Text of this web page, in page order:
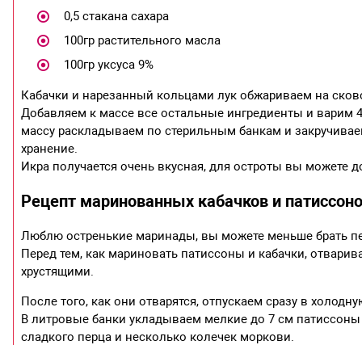
0,5 стакана сахара
100гр растительного масла
100гр уксуса 9%
Кабачки и нарезанный кольцами лук обжариваем на
Добавляем к массе все остальные ингредиенты и варим
массу раскладываем по стерильным банкам и
хранение.
Икра получается очень вкусная, для остроты вы можете
Рецепт маринованных кабачков и
Люблю остренькие маринады, вы можете меньше брать
Перед тем, как мариновать патиссоны и кабачки,
хрустящими.
После того, как они отварятся, отпускаем сразу в
В литровые банки укладываем мелкие до 7 см
сладкого перца и несколько колечек моркови.